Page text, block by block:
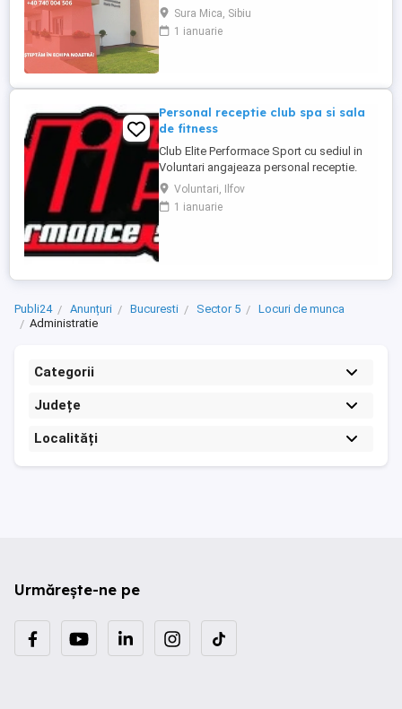
persoană organizată, empatică și
comunicativă, care să fie primul punct de
contact pentru pacienți și aparținători.
relația cu aparținătorii) - ...
Sura Mica, Sibiu
1 ianuarie
Personal receptie club spa si sala
de fitness
Club Elite Performace Sport cu sediul in
Voluntari angajeaza personal receptie.
Cerinte:Foarte bune abilitati de
comunicare, Limba engleza nivel mediu
(scris vorbit), Experienta in utilizare PC
Voluntari, Ilfov
1 ianuarie
Publi24 Anunțuri Bucuresti Sector 5
Locuri de munca
Administratie
Categorii
Județe
Localități
Urmărește-ne pe